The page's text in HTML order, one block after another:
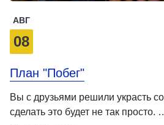
АВГ
08
План "Побег"
Вы с друзьями решили украсть
сделать это будет не так просто.